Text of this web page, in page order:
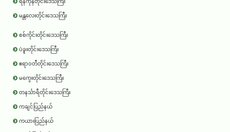
ရန်ကုန်တိုင်းဒေသကြီး
မန္တလေးတိုင်းဒေသကြီး
စစ်ကိုင်းတိုင်းဒေသကြီး
ပဲခူးတိုင်းဒေသကြီး
ဧရာ၀တီတိုင်းဒေသကြီး
မကွေးတိုင်းဒေသကြီး
တနင်္သာရီတိုင်းဒေသကြီး
ကချင်ပြည်နယ်
ကယားပြည်နယ်